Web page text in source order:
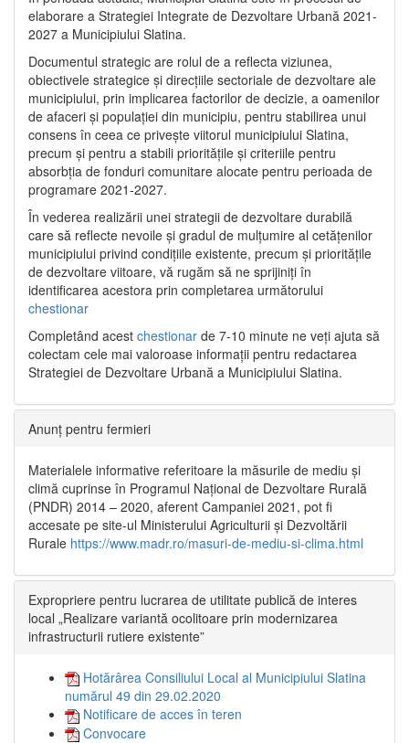
elaborare a Strategiei Integrate de Dezvoltare Urbană 2021‐
2027 a Municipiului Slatina.
Documentul strategic are rolul de a reflecta viziunea,
obiectivele strategice și direcțiile sectoriale de dezvoltare ale
municipiului, prin implicarea factorilor de decizie, a oamenilor
de afaceri și populației din municipiu, pentru stabilirea unui
consens în ceea ce privește viitorul municipiului Slatina,
precum și pentru a stabili prioritățile și criteriile pentru
absorbția de fonduri comunitare alocate pentru perioada de
programare 2021-2027.
În vederea realizării unei strategii de dezvoltare durabilă
care să reflecte nevoile și gradul de mulțumire al cetățenilor
municipiului privind condițiile existente, precum și prioritățile
de dezvoltare viitoare, vă rugăm să ne sprijiniți în
identificarea acestora prin completarea următorului
chestionar
Completând acest chestionar de 7-10 minute ne veți ajuta să
colectam cele mai valoroase informații pentru redactarea
Strategiei de Dezvoltare Urbană a Municipiului Slatina.
Anunț pentru fermieri
Materialele informative referitoare la măsurile de mediu și
climă cuprinse în Programul Național de Dezvoltare Rurală
(PNDR) 2014 – 2020, aferent Campaniei 2021, pot fi
accesate pe site-ul Ministerului Agriculturii și Dezvoltării
Rurale https://www.madr.ro/masuri-de-mediu-si-clima.html
Expropriere pentru lucrarea de utilitate publică de interes
local „Realizare variantă ocolitoare prin modernizarea
infrastructurii rutiere existente”
Hotărârea Consiliului Local al Municipiului Slatina
numărul 49 din 29.02.2020
Notificare de acces în teren
Convocare